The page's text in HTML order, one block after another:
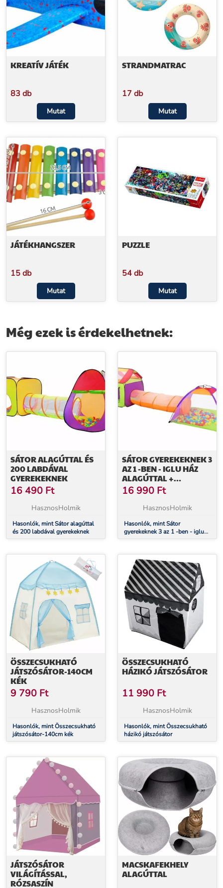
KREATÍV JÁTÉK
83 db
Mutat
STRANDMATRAC
17 db
Mutat
JÁTÉKHANGSZER
15 db
Mutat
PUZZLE
54 db
Mutat
Még ezek is érdekelhetnek:
SÁTOR ALAGÚTTAL ÉS
200 LABDÁVAL
GYEREKEKNEK
16 490 Ft
HasznosHolmik
Hasonlók, mint Sátor alagúttal
és 200 labdával gyerekeknek
SÁTOR GYEREKEKNEK 3
AZ 1 -BEN - IGLU HÁZ
ALAGÚTTAL +
LABDÁKKAL
16 990 Ft
HasznosHolmik
Hasonlók, mint Sátor
gyerekeknek 3 az 1 -ben - iglu
ház alagúttal + labdákkal
ÖSSZECSUKHATÓ
JÁTSZÓSÁTOR-140CM
KÉK
9 790 Ft
HasznosHolmik
Hasonlók, mint Összecsukható
játszósátor-140cm kék
ÖSSZECSUKHATÓ
HÁZIKÓ JÁTSZÓSÁTOR
11 990 Ft
HasznosHolmik
Hasonlók, mint Összecsukható
házikó játszósátor
JÁTSZÓSÁTOR
VILÁGÍTÁSSAL,
RÓZSASZÍN
MACSKAFEKHELY
ALAGÚTTAL